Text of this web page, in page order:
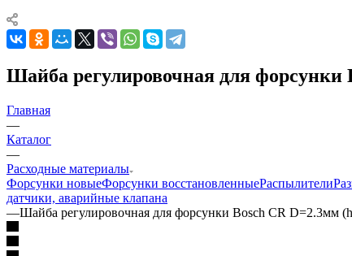
Шайба регулировочная для форсунки
Главная
—
Каталог
—
Расходные материалы
Форсунки новыеФорсунки восстановленныеРаспылители
датчики, аварийные клапана
—Шайба регулировочная для форсунки Bosch CR D=2.3мм